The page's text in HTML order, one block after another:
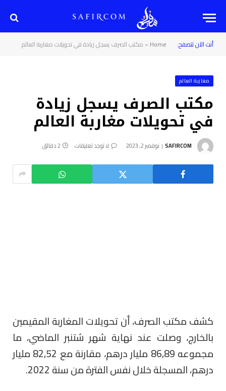
أنت الآن تتصفح: Home
» مكتب الصرف يسجل زيادة في تحويلات مغاربة العالم
مغاربة العالم
مكتب الصرف يسجل زيادة
في تحويلات مغاربة العالم
SAFIRCOM نوفمبر 2, 2023 لا توجد تعليقات 2 دقائق
كشف مكتب الصرف، أن تحويلات المغاربة المقيمين
بالخارج، وصلت عند نهاية شهر شتنبر الماضي، ما
مجموعه 86,89 مليار درهم، مقارنة مع 82,52 مليار
درهم، المسجلة خلال نفس الفترة من سنة 2022.